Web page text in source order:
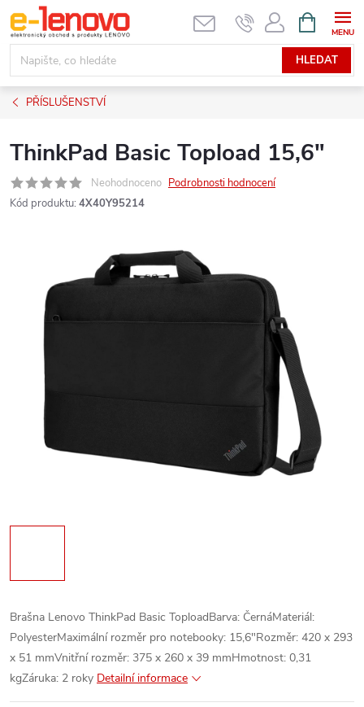
Přejít
na
obsah
HLEDAT
NÁKUPNÍ
KOŠÍK
PŘÍSLUŠENSTVÍ
ThinkPad Basic Topload 15,6"
Neohodnoceno Podrobnosti hodnocení
Kód produktu: 4X40Y95214
Brašna Lenovo ThinkPad Basic ToploadBarva: ČernáMateriál:
PolyesterMaximální rozměr pro notebooky: 15,6"Rozměr: 420 x 293
x 51 mmVnitřní rozměr: 375 x 260 x 39 mmHmotnost: 0,31
kgZáruka: 2 roky Detailní informace